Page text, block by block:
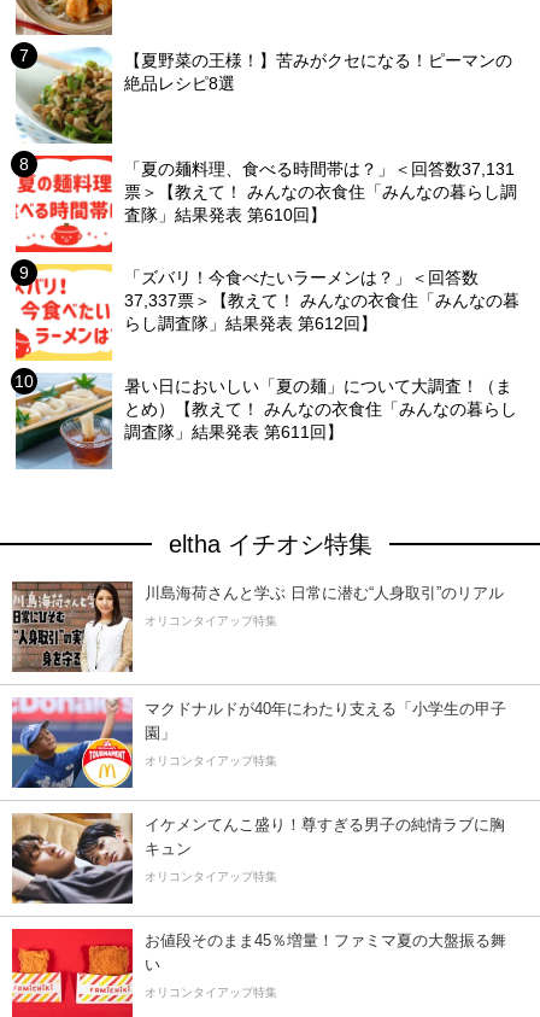
【夏野菜の王様！】苦みがクセになる！ピーマンの
絶品レシピ8選
「夏の麺料理、食べる時間帯は？」＜回答数37,131
票＞【教えて！ みんなの衣食住「みんなの暮らし調
査隊」結果発表 第610回】
「ズバリ！今食べたいラーメンは？」＜回答数
37,337票＞【教えて！ みんなの衣食住「みんなの暮
らし調査隊」結果発表 第612回】
暑い日においしい「夏の麺」について大調査！（ま
とめ）【教えて！ みんなの衣食住「みんなの暮らし
調査隊」結果発表 第611回】
eltha イチオシ特集
川島海荷さんと学ぶ 日常に潜む“人身取引”のリアル
オリコンタイアップ特集
マクドナルドが40年にわたり支える「小学生の甲子
園」
オリコンタイアップ特集
イケメンてんこ盛り！尊すぎる男子の純情ラブに胸
キュン
オリコンタイアップ特集
お値段そのまま45％増量！ファミマ夏の大盤振る舞
い
オリコンタイアップ特集